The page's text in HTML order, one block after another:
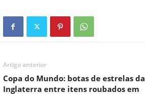
Artigo anterior
Copa do Mundo: botas de estrelas da
Inglaterra entre itens roubados em